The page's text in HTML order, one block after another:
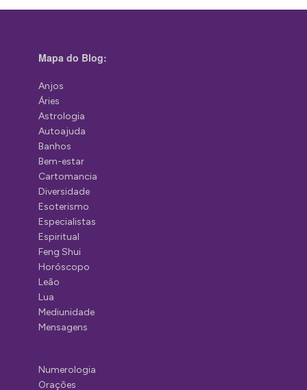
Mapa do Blog:
Anjos
Áries
Astrologia
Autoajuda
Banhos
Bem-estar
Cartomancia
Diversidade
Esoterismo
Especialistas
Espiritual
Feng Shui
Horóscopo
Leão
Lua
Mediunidade
Mensagens
Numerologia
Orações